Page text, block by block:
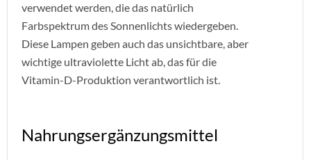
verwendet werden, die das natürlich
Farbspektrum des Sonnenlichts wiedergeben.
Diese Lampen geben auch das unsichtbare, aber
wichtige ultraviolette Licht ab, das für die
Vitamin-D-Produktion verantwortlich ist.
Nahrungsergänzungsmittel